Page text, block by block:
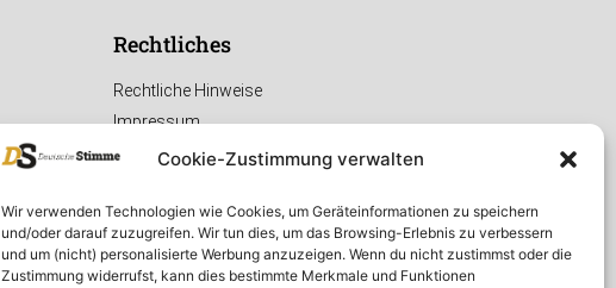
Cookie-Zustimmung verwalten
Wir verwenden Technologien wie Cookies, um Geräteinformationen zu speichern
und/oder darauf zuzugreifen. Wir tun dies, um das Browsing-Erlebnis zu verbessern
und um (nicht) personalisierte Werbung anzuzeigen. Wenn du nicht zustimmst oder die
Zustimmung widerrufst, kann dies bestimmte Merkmale und Funktionen
Rechtliches
Rechtliche Hinweise
Impressum
Datenschutzerklärung